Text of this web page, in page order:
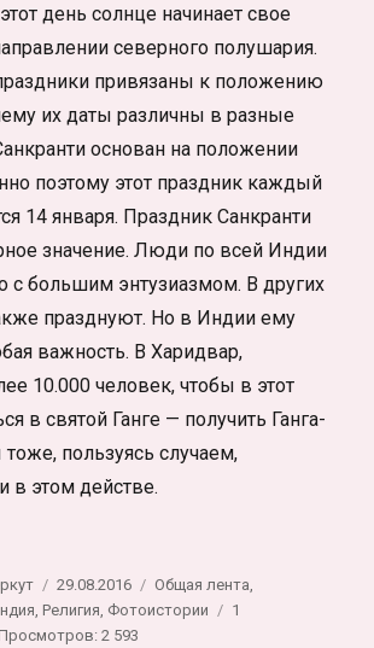
день солнце начинает свое
северного полушария.
привязаны к положению
их даты различны в разные
основан на положении
поэтому этот праздник каждый
14 января. Праздник Санкранти
значение. Люди по всей Индии
с большим энтузиазмом. В других
празднуют. Но в Индии ему
важность. В Харидвар,
10.000 человек, чтобы в этот
в святой Ганге — получить Ганга-
пользуясь случаем,
в этом действе.
Санкранти в Харидваре
Опубликовано
29.08.2016 Рубрики
Общая лента
,Религия Фотоистории
1
2 593